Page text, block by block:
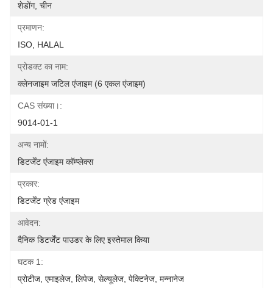
शेडोंग, चीन
प्रमाणन:
ISO, HALAL
प्रोडक्ट का नाम:
क्लेनजाइम जटिल एंजाइम (6 एकल एंजाइम)
CAS संख्या।:
9014-01-1
अन्य नामों:
डिटर्जेंट एंजाइम कॉम्प्लेक्स
प्रकार:
डिटर्जेंट ग्रेड एंजाइम
आवेदन:
दैनिक डिटर्जेंट पाउडर के लिए इस्तेमाल किया
घटक 1:
प्रोटीज, एमाइलेज, लिपेज, सेल्यूलेज, पेक्टिनेज, मन्नानेज